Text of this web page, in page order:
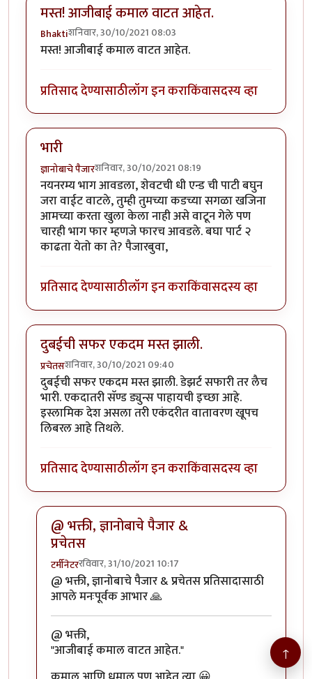
मस्त! आजीबाई कमाल वाटत आहेत.
Bhaktiशनिवार, 30/10/2021 08:03
मस्त! आजीबाई कमाल वाटत आहेत.
प्रतिसाद देण्यासाठीलॉग इन कराकिंवासदस्य व्हा
भारी
ज्ञानोबाचे पैजारशनिवार, 30/10/2021 08:19
नयनरम्य भाग आवडला, शेवटची धी एन्ड ची पाटी बघुन
जरा वाईट वाटले, तुम्ही तुमच्या कडच्या सगळा खजिना
आमच्या करता खुला केला नाही असे वाटून गेले पण
चारही भाग फार म्हणजे फारच आवडले. बघा पार्ट २
काढता येतो का ते? पैजारबुवा,
प्रतिसाद देण्यासाठीलॉग इन कराकिंवासदस्य व्हा
दुबईची सफर एकदम मस्त झाली.
प्रचेतसशनिवार, 30/10/2021 09:40
दुबईची सफर एकदम मस्त झाली. डेझर्ट सफारी तर लैच
भारी. एकदातरी सॅण्ड ड्युन्स पाहायची इच्छा आहे.
इस्लामिक देश असला तरी एकंदरीत वातावरण खूपच
लिबरल आहे तिथले.
प्रतिसाद देण्यासाठीलॉग इन कराकिंवासदस्य व्हा
@ भक्ती, ज्ञानोबाचे पैजार &
प्रचेतस
टर्मीनेटररविवार, 31/10/2021 10:17
In reply toदुबईची सफर एकदम मस्त झाली.byप्रचेतस
@ भक्ती, ज्ञानोबाचे पैजार & प्रचेतस प्रतिसादासाठी
आपले मनःपूर्वक आभार 🙏
@ भक्ती,
"आजीबाई कमाल वाटत आहेत."
↑